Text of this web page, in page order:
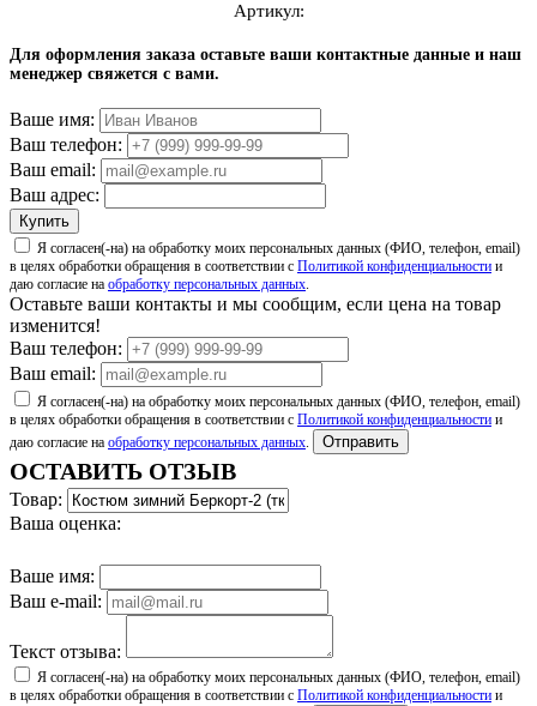
4.7
4.5
Артикул:
Для оформления заказа оставьте ваши контактные данные и наш
менеджер свяжется с вами.
Ваше имя:
Ваш телефон:
Ваш email:
Ваш адрес:
Купить
Я согласен(-на) на обработку моих персональных данных (ФИО, телефон, email)
в целях обработки обращения в соответствии с Политикой конфиденциальности и
даю согласие на обработку персональных данных.
Оставьте ваши контакты и мы сообщим, если цена на товар
изменится!
Ваш телефон:
Ваш email:
Я согласен(-на) на обработку моих персональных данных (ФИО, телефон, email)
в целях обработки обращения в соответствии с Политикой конфиденциальности и
даю согласие на обработку персональных данных. Отправить
ОСТАВИТЬ ОТЗЫВ
Товар:
Ваша оценка:
Ваше имя:
Ваш e-mail:
Текст отзыва:
Я согласен(-на) на обработку моих персональных данных (ФИО, телефон, email)
в целях обработки обращения в соответствии с Политикой конфиденциальности и